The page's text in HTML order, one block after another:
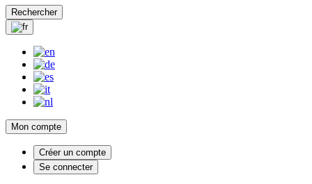
Rechercher
Mon compte
Créer un compte
Se connecter